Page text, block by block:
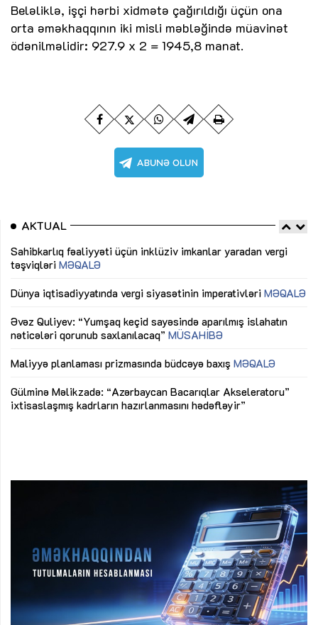
Beləliklə, işçi hərbi xidmətə çağırıldığı üçün ona
orta əməkhaqqının iki misli məbləğində müavinət
ödənilməlidir: 927.9 x 2 = 1945,8 manat.
AKTUAL
Sahibkarlıq fəaliyyəti üçün inklüziv imkanlar yaradan vergi
təşviqləri MƏQALƏ
Dünya iqtisadiyyatında vergi siyasətinin imperativləri MƏQALƏ
Əvəz Quliyev: “Yumşaq keçid sayəsində aparılmış islahatın
nəticələri qorunub saxlanılacaq” MÜSAHİBƏ
Maliyyə planlaması prizmasında büdcəyə baxış MƏQALƏ
Gülminə Məlikzadə: “Azərbaycan Bacarıqlar Akseleratoru”
ixtisaslaşmış kadrların hazırlanmasını hədəfləyir”